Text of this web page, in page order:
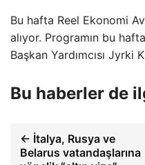
Bu hafta Reel Ekonomi
alıyor. Programın bu
Başkan Yardımcısı Jyrki
Bu haberler de
← İtalya, Rusya ve
Belarus vatandaşlarına